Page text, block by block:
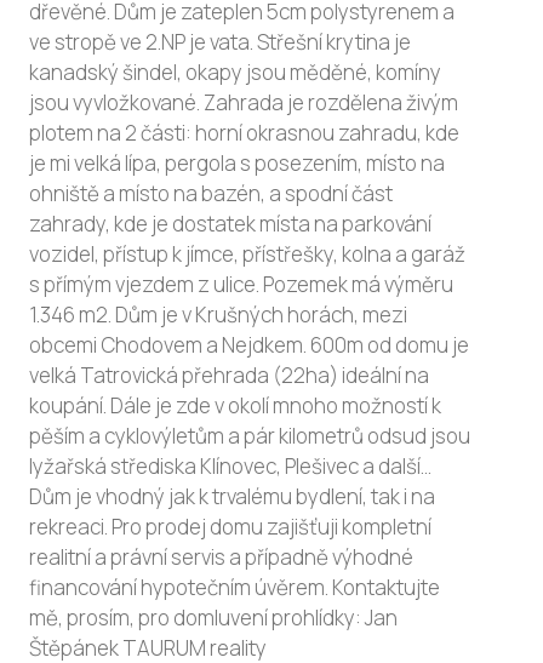
dřevěné. Dům je zateplen 5cm polystyrenem a
ve stropě ve 2.NP je vata. Střešní krytina je
kanadský šindel, okapy jsou měděné, komíny
jsou vyvložkované. Zahrada je rozdělena živým
plotem na 2 části: horní okrasnou zahradu, kde
je mi velká lípa, pergola s posezením, místo na
ohniště a místo na bazén, a spodní část
zahrady, kde je dostatek místa na parkování
vozidel, přístup k jímce, přístřešky, kolna a garáž
s přímým vjezdem z ulice. Pozemek má výměru
1.346 m2. Dům je v Krušných horách, mezi
obcemi Chodovem a Nejdkem. 600m od domu je
velká Tatrovická přehrada (22ha) ideální na
koupání. Dále je zde v okolí mnoho možností k
pěším a cyklovýletům a pár kilometrů odsud jsou
lyžařská střediska Klínovec, Plešivec a další...
Dům je vhodný jak k trvalému bydlení, tak i na
rekreaci. Pro prodej domu zajišťuji kompletní
realitní a právní servis a případně výhodné
financování hypotečním úvěrem. Kontaktujte
mě, prosím, pro domluvení prohlídky: Jan
Štěpánek TAURUM reality